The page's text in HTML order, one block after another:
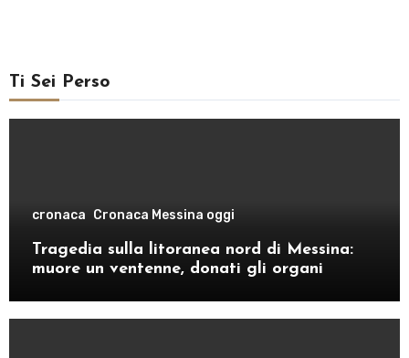
Ti Sei Perso
cronaca Cronaca Messina oggi
Tragedia sulla litoranea nord di Messina:
muore un ventenne, donati gli organi